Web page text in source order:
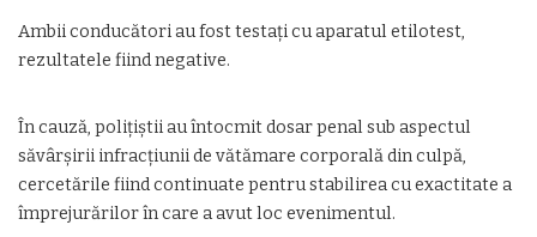
Ambii conducători au fost testați cu aparatul etilotest,
rezultatele fiind negative.
În cauză, polițiștii au întocmit dosar penal sub aspectul
săvârşirii infracţiunii de vătămare corporală din culpă,
cercetările fiind continuate pentru stabilirea cu exactitate a
împrejurărilor în care a avut loc evenimentul.